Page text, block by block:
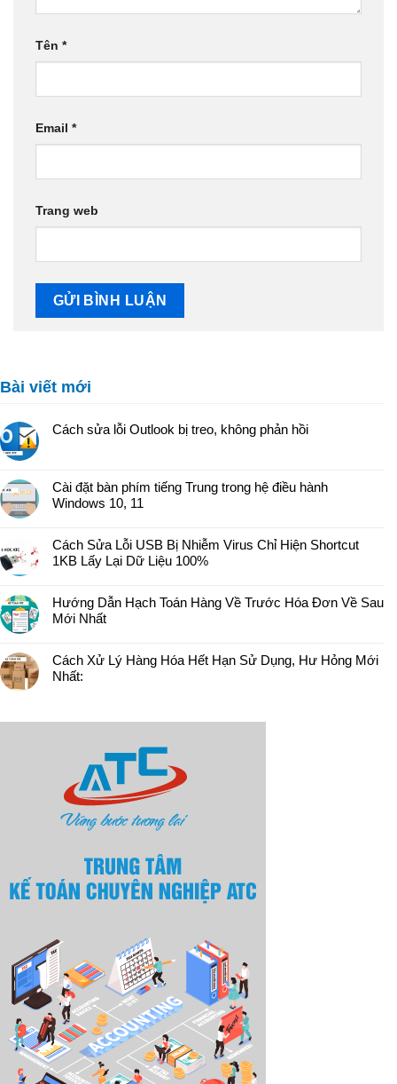
Tên *
Email *
Trang web
Bài viết mới
Cách sửa lỗi Outlook bị treo, không phản hồi
Cài đặt bàn phím tiếng Trung trong hệ điều hành
Windows 10, 11
Cách Sửa Lỗi USB Bị Nhiễm Virus Chỉ Hiện Shortcut
1KB Lấy Lại Dữ Liệu 100%
Hướng Dẫn Hạch Toán Hàng Về Trước Hóa Đơn Về Sau
Mới Nhất
Cách Xử Lý Hàng Hóa Hết Hạn Sử Dụng, Hư Hỏng Mới
Nhất: